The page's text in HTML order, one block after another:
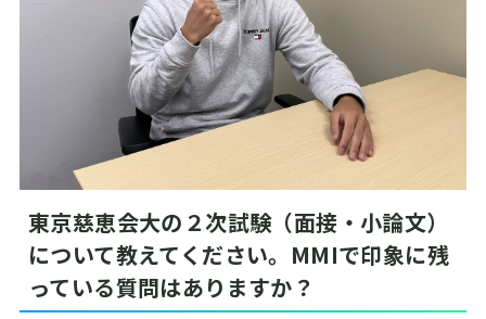
東京慈恵会大の２次試験（面接・小論文）
について教えてください。MMIで印象に残
っている質問はありますか？